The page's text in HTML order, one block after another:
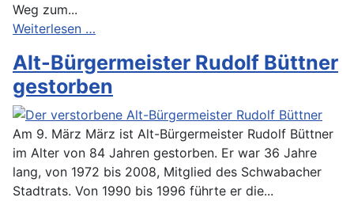
Weg zum...
Weiterlesen …
Alt-Bürgermeister Rudolf Büttner
gestorben
Am 9. März März ist Alt-Bürgermeister Rudolf Büttner
im Alter von 84 Jahren gestorben. Er war 36 Jahre
lang, von 1972 bis 2008, Mitglied des Schwabacher
Stadtrats. Von 1990 bis 1996 führte er die...